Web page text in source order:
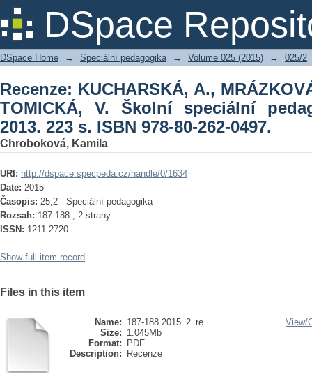
DSpace
Recenze: KUCHARSKÁ, A.,
speciální pedagog. Praha: Portál, 2013.
DSpace Home → Speciální pedagogika → Volume 025 (2015) → 025/2
Recenze: KUCHARSKÁ, A.,
TOMICKÁ, V. Školní speciální
2013. 223 s. ISBN 978-80-262-0497.
Chroboková, Kamila
URI: http://dspace.specpeda.cz/handle/0/1634
Date: 2015
Časopis: 25;2 - Speciální pedagogika
Rozsah: 187-188 ; 2 strany
ISSN: 1211-2720
Show full item record
Files in this item
Name: 187-188 2015_2_re ...
Size: 1.045Mb
Format:
PDF
Description:
Recenze
View/